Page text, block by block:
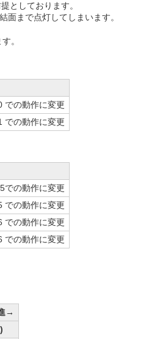
としております。
面まで点灯してしまいます。
。
での動作に変更
での動作に変更
での動作に変更
での動作に変更
での動作に変更
での動作に変更
→